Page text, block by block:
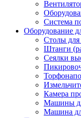
Система
Оборудование
Столы
Штанги
Сеялки
Камера
Машины
Машина